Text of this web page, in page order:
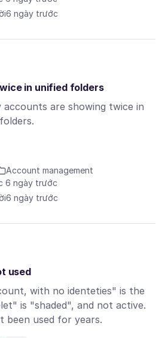
6 ngày trước
in unified folders
accounts are showing twice in
Account management
6 ngày trước
6 ngày trước
used
with no identeties" is the
is "shaded", and not active.
been used for years.